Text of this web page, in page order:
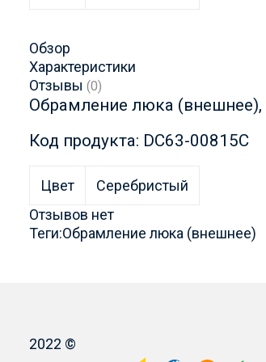
Обзор
Характеристики
Отзывы (0)
Обрамление люка (внешнее),
Код продукта: DC63-00815C
Цвет
Серебристый
Отзывов нет
Теги:Обрамление люка (внешнее)
2022 ©